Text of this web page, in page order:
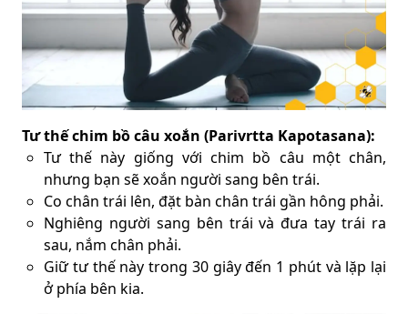
Tư thế chim bồ câu xoắn (Parivrtta Kapotasana):
Tư thế này giống với chim bồ câu một chân,
nhưng bạn sẽ xoắn người sang bên trái.
Co chân trái lên, đặt bàn chân trái gần hông phải.
Nghiêng người sang bên trái và đưa tay trái ra
sau, nắm chân phải.
Giữ tư thế này trong 30 giây đến 1 phút và lặp lại
ở phía bên kia.